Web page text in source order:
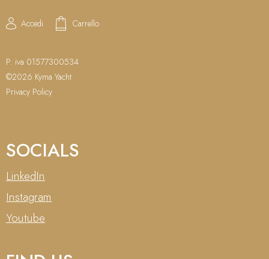
Accedi Carrello
P. iva 01577300534
©2026 Kyma Yacht
Privacy Policy
SOCIALS
LinkedIn
Instagram
Youtube